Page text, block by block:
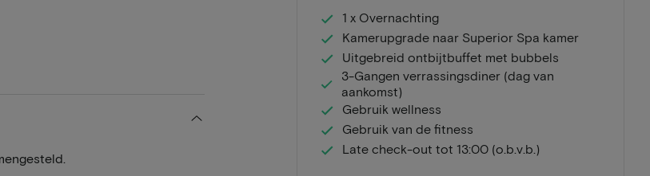
1 x Overnachting
Kamerupgrade naar Superior Spa kamer
Uitgebreid ontbijtbuffet met bubbels
3-Gangen verrassingsdiner (dag van
aankomst)
Gebruik wellness
Gebruik van de fitness
Late check-out tot 13:00 (o.b.v.b.)